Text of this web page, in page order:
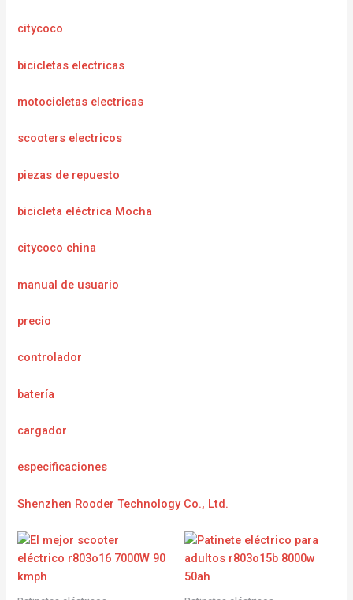
citycoco
bicicletas electricas
motocicletas electricas
scooters electricos
piezas de repuesto
bicicleta eléctrica Mocha
citycoco china
manual de usuario
precio
controlador
batería
cargador
especificaciones
Shenzhen Rooder Technology Co., Ltd.